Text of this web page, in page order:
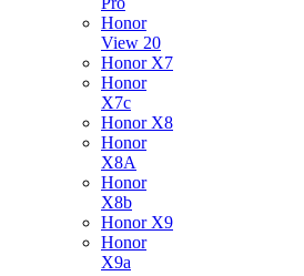
Honor
View 20
Honor X7
Honor
X7c
Honor X8
Honor
X8A
Honor
X8b
Honor X9
Honor
X9a